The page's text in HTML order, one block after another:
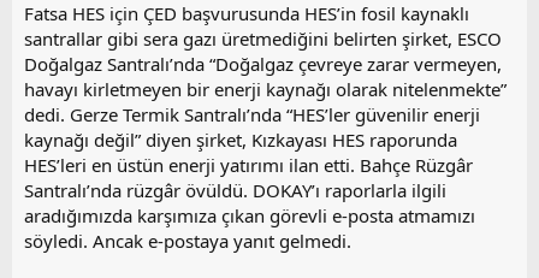
Fatsa HES için ÇED başvurusunda HES’in fosil kaynaklı
santrallar gibi sera gazı üretmediğini belirten şirket, ESCO
Doğalgaz Santralı’nda “Doğalgaz çevreye zarar vermeyen,
havayı kirletmeyen bir enerji kaynağı olarak nitelenmekte”
dedi. Gerze Termik Santralı’nda “HES’ler güvenilir enerji
kaynağı değil” diyen şirket, Kızkayası HES raporunda
HES’leri en üstün enerji yatırımı ilan etti. Bahçe Rüzgâr
Santralı’nda rüzgâr övüldü. DOKAY’ı raporlarla ilgili
aradığımızda karşımıza çıkan görevli e-posta atmamızı
söyledi. Ancak e-postaya yanıt gelmedi.